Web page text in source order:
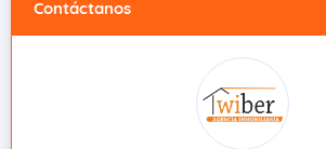
Contáctanos